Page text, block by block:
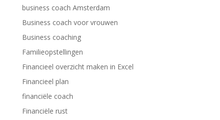
business coach Amsterdam
Business coach voor vrouwen
Business coaching
Familieopstellingen
Financieel overzicht maken in Excel
Financieel plan
financiële coach
Financiële rust